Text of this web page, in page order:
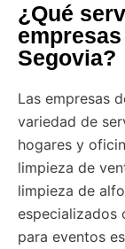
¿Qué
Segovia?
Las empresas
variedad de
hogares y
limpieza de
limpieza de
especializados
para eventos